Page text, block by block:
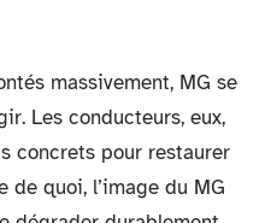
massivement, MG se
Les conducteurs, eux,
concrets pour restaurer
de quoi, l’image du MG